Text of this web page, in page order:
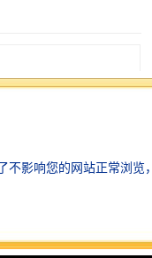
料与条件要求
证办理的时候，
供哪些资料，如